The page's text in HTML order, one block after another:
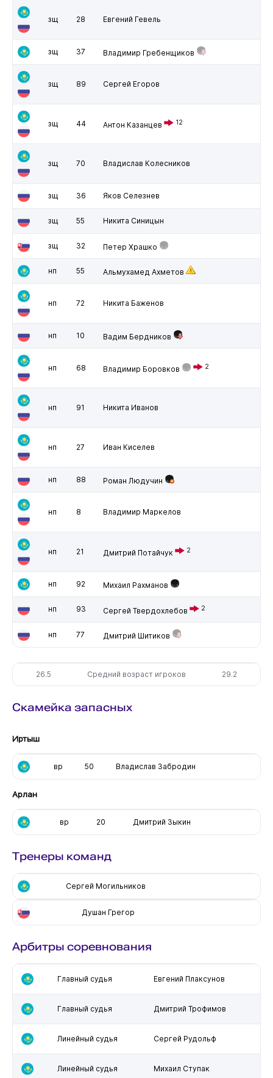
зщ 28 Евгений Гевель
зщ 37 Владимир Гребенщиков
зщ 89 Сергей Егоров
зщ 44 Антон Казанцев 12
зщ 70 Владислав Колесников
зщ 36 Яков Селезнев
зщ 55 Никита Синицын
зщ 32 Петер Храшко
нп 55 Альмухамед Ахметов
нп 72 Никита Баженов
нп 10 Вадим Бердников
нп 68 Владимир Боровков 2
нп 91 Никита Иванов
нп 27 Иван Киселев
нп 88 Роман Людучин
нп 8 Владимир Маркелов
нп 21 Дмитрий Потайчук 2
нп 92 Михаил Рахманов
нп 93 Сергей Твердохлебов 2
нп 77 Дмитрий Шитиков
26.5 Средний возраст игроков 29.2
Скамейка запасных
Иртыш
вр 50 Владислав Забродин
Арлан
вр 20 Дмитрий Зыкин
Тренеры команд
Сергей Могильников
Душан Грегор
Арбитры соревнования
Главный судья Евгений Плаксунов
Главный судья Дмитрий Трофимов
Линейный судья Сергей Рудольф
Линейный судья Михаил Ступак